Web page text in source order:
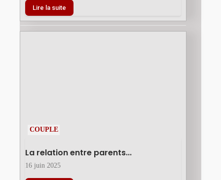
Lire la suite
COUPLE
La relation entre parents...
16 juin 2025